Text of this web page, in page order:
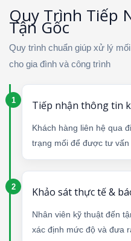
Quy Trình Tiếp
Tận Gốc
Quy trình chuẩn giúp xử lý
cho gia đình và công trình
Tiếp nhận thông tin
Khách hàng liên hệ qua
trạng mối để được tư
Khảo sát thực tế &
Nhân viên kỹ thuật đến
xác định mức độ và đưa